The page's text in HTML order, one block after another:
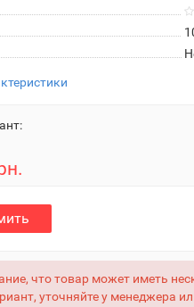
что товар может иметь
уточняйте у менеджера